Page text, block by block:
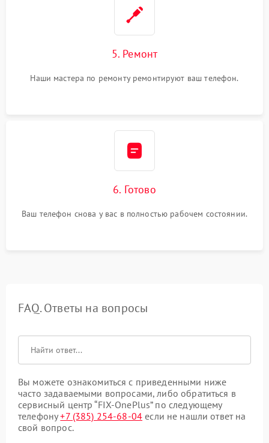
5. Ремонт
Наши мастера по ремонту ремонтируют ваш телефон.
6. Готово
Ваш телефон снова у вас в полностью рабочем состоянии.
FAQ. Ответы на вопросы
Вы можете ознакомиться с приведенными ниже
часто задаваемыми вопросами, либо обратиться в
сервисный центр “FIX-OnePlus” по следующему
телефону+7 (385) 254-68-04 если не нашли ответ на
свой вопрос.